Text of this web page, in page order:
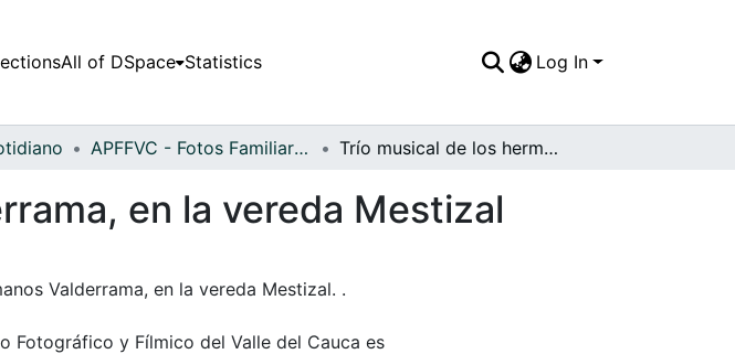
All of DSpace Statistics Log In
APFFVC - Fotos Familiares - Patrimonial Trío musical de los hermanos Valderrama, en la vereda Mestizal
en la vereda Mestizal
Valderrama, en la vereda Mestizal. .
Fotográfico y Fílmico del Valle del Cauca es